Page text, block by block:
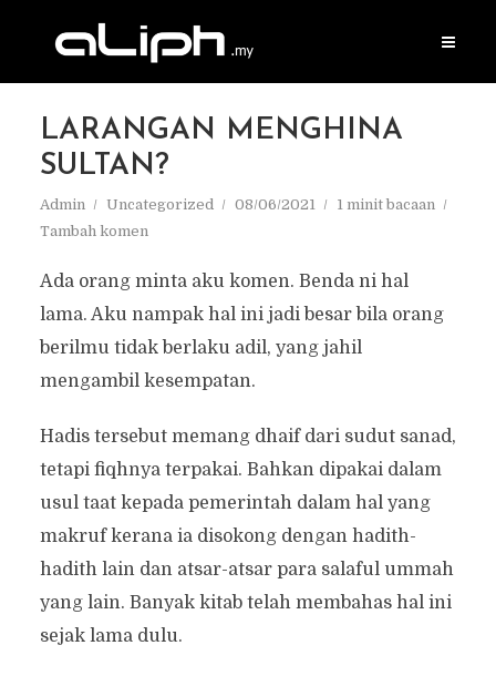
LARANGAN MENGHINA
SULTAN?
Admin Uncategorized 08/06/2021
1 minit bacaan
Tambah komen
Ada orang minta aku komen. Benda ni hal
lama. Aku nampak hal ini jadi besar bila orang
berilmu tidak berlaku adil, yang jahil
mengambil kesempatan.
Hadis tersebut memang dhaif dari sudut sanad,
tetapi fiqhnya terpakai. Bahkan dipakai dalam
usul taat kepada pemerintah dalam hal yang
makruf kerana ia disokong dengan hadith-
hadith lain dan atsar-atsar para salaful ummah
yang lain. Banyak kitab telah membahas hal ini
sejak lama dulu.